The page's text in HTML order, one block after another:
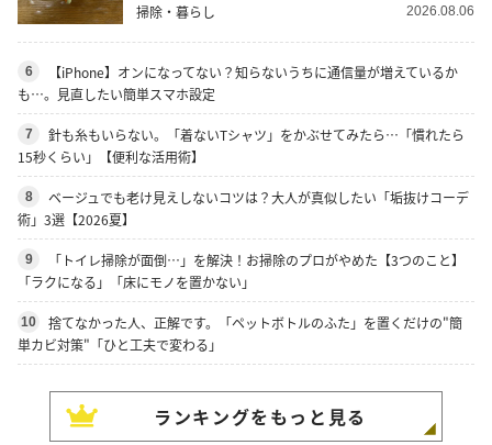
掃除・暮らし 2026.08.06
6
【iPhone】オンになってない？知らないうちに通信量が増えているか
も…。見直したい簡単スマホ設定
7
針も糸もいらない。「着ないTシャツ」をかぶせてみたら…「慣れたら
15秒くらい」【便利な活用術】
8
ベージュでも老け見えしないコツは？大人が真似したい「垢抜けコーデ
術」3選【2026夏】
9
「トイレ掃除が面倒…」を解決！お掃除のプロがやめた【3つのこと】
「ラクになる」「床にモノを置かない」
10
捨てなかった人、正解です。「ペットボトルのふた」を置くだけの"簡
単カビ対策"「ひと工夫で変わる」
ランキングをもっと見る